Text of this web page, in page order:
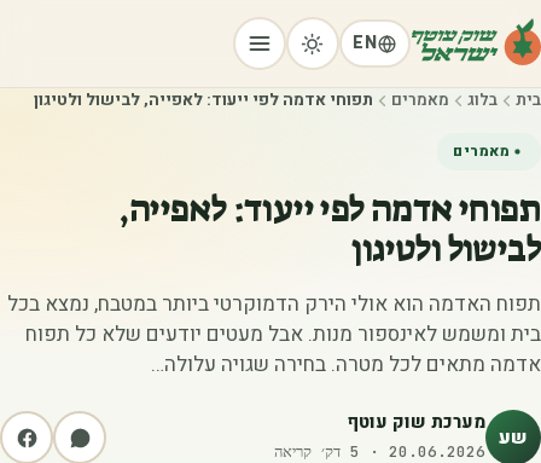
EN
בית בלוג מאמרים תפוחי אדמה לפי ייעוד: לאפייה, לבישול ולטיגון
מאמרים
תפוחי אדמה לפי ייעוד: לאפייה,
לבישול ולטיגון
תפוח האדמה הוא אולי הירק הדמוקרטי ביותר במטבח, נמצא בכל
בית ומשמש לאינספור מנות. אבל מעטים יודעים שלא כל תפוח
אדמה מתאים לכל מטרה. בחירה שגויה עלולה…
שע מערכת שוק עוטף
20.06.2026
·
5 דק׳ קריאה